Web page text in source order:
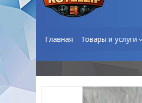
Главная Товары и услуги